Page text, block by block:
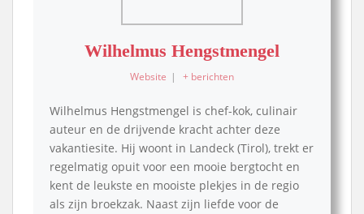
Wilhelmus Hengstmengel
Website | + berichten
Wilhelmus Hengstmengel is chef-kok, culinair
auteur en de drijvende kracht achter deze
vakantiesite. Hij woont in Landeck (Tirol), trekt er
regelmatig opuit voor een mooie bergtocht en
kent de leukste en mooiste plekjes in de regio
als zijn broekzak. Naast zijn liefde voor de